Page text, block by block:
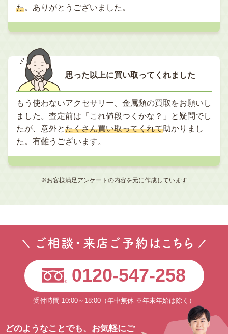
た。ありがとうございました。
思った以上に買い取ってくれました
もう使わないアクセサリー、金属類の買取をお願いし
ました。査定前は「これ値段つくかな？」と疑問でし
たが、意外とたくさん買い取ってくれて助かりまし
た。有難うございます。
お客様満足アンケートの内容を元に作成しています
ご相談・来店ご予約はこちら
0120-547-258
受付時間 10:00～18:00（年中無休 ※年末年始は除く）
どのようなことでも、 お気軽にご